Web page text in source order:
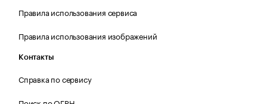
Правила использования сервиса
Правила использования изображений
Контакты
Справка по сервису